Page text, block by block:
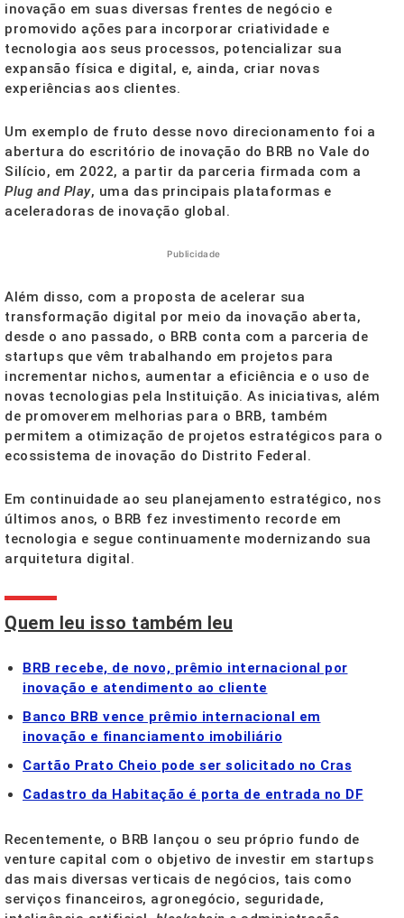
inovação em suas diversas frentes de negócio e
promovido ações para incorporar criatividade e
tecnologia aos seus processos, potencializar sua
expansão física e digital, e, ainda, criar novas
experiências aos clientes.
Um exemplo de fruto desse novo direcionamento foi a
abertura do escritório de inovação do BRB no Vale do
Silício, em 2022, a partir da parceria firmada com a
Plug and Play, uma das principais plataformas e
aceleradoras de inovação global.
Publicidade
Além disso, com a proposta de acelerar sua
transformação digital por meio da inovação aberta,
desde o ano passado, o BRB conta com a parceria de
startups que vêm trabalhando em projetos para
incrementar nichos, aumentar a eficiência e o uso de
novas tecnologias pela Instituição. As iniciativas, além
de promoverem melhorias para o BRB, também
permitem a otimização de projetos estratégicos para o
ecossistema de inovação do Distrito Federal.
Em continuidade ao seu planejamento estratégico, nos
últimos anos, o BRB fez investimento recorde em
tecnologia e segue continuamente modernizando sua
arquitetura digital.
Quem leu isso também leu
BRB recebe, de novo, prêmio internacional por
inovação e atendimento ao cliente
Banco BRB vence prêmio internacional em
inovação e financiamento imobiliário
Cartão Prato Cheio pode ser solicitado no Cras
Cadastro da Habitação é porta de entrada no DF
Recentemente, o BRB lançou o seu próprio fundo de
venture capital com o objetivo de investir em startups
das mais diversas verticais de negócios, tais como
serviços financeiros, agronegócio, seguridade,